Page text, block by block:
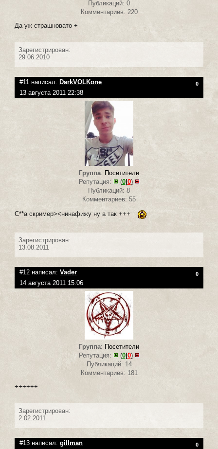
Публикаций: 0
Комментариев: 220
Да уж страшновато +
Зарегистрирован:
29.06.2010
#11 написал: DarkVOLKone 0
13 августа 2011 22:38
Группа: Посетители
Репутация:
(0|0)
Публикаций: 8
Комментариев: 55
С**а скример><нинафижу ну а так +++
Зарегистрирован:
13.08.2011
#12 написал: Vader 0
14 августа 2011 15:06
Группа: Посетители
Репутация:
(0|0)
Публикаций: 14
Комментариев: 181
++++++
Зарегистрирован:
2.02.2011
#13 написал: gillman 0